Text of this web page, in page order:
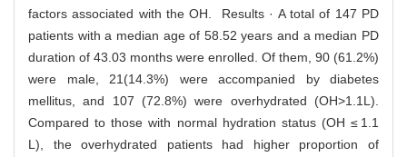
factors associated with the OH. Results · A total of 147 PD
patients with a median age of 58.52 years and a median PD
duration of 43.03 months were enrolled. Of them, 90 (61.2%)
were male, 21(14.3%) were accompanied by diabetes
mellitus, and 107 (72.8%) were overhydrated (OH>1.1L).
Compared to those with normal hydration status (OH ≤ 1.1
L), the overhydrated patients had higher proportion of